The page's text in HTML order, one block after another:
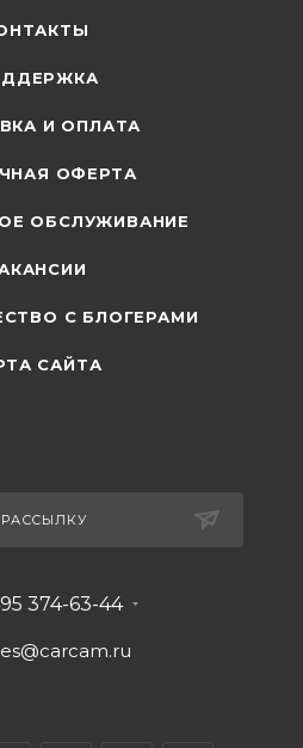
И ОПЛАТА
ОФЕРТА
ОБСЛУЖИВАНИЕ
С БЛОГЕРАМИ
САЙТА
374-63-44